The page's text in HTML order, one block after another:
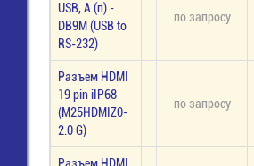
USB, А (п) -
DB9M (USB to
RS-232)
по запросу
Разъем HDMI
19 pin iIP68
(M25HDMIZ0-
2.0 G)
по запросу